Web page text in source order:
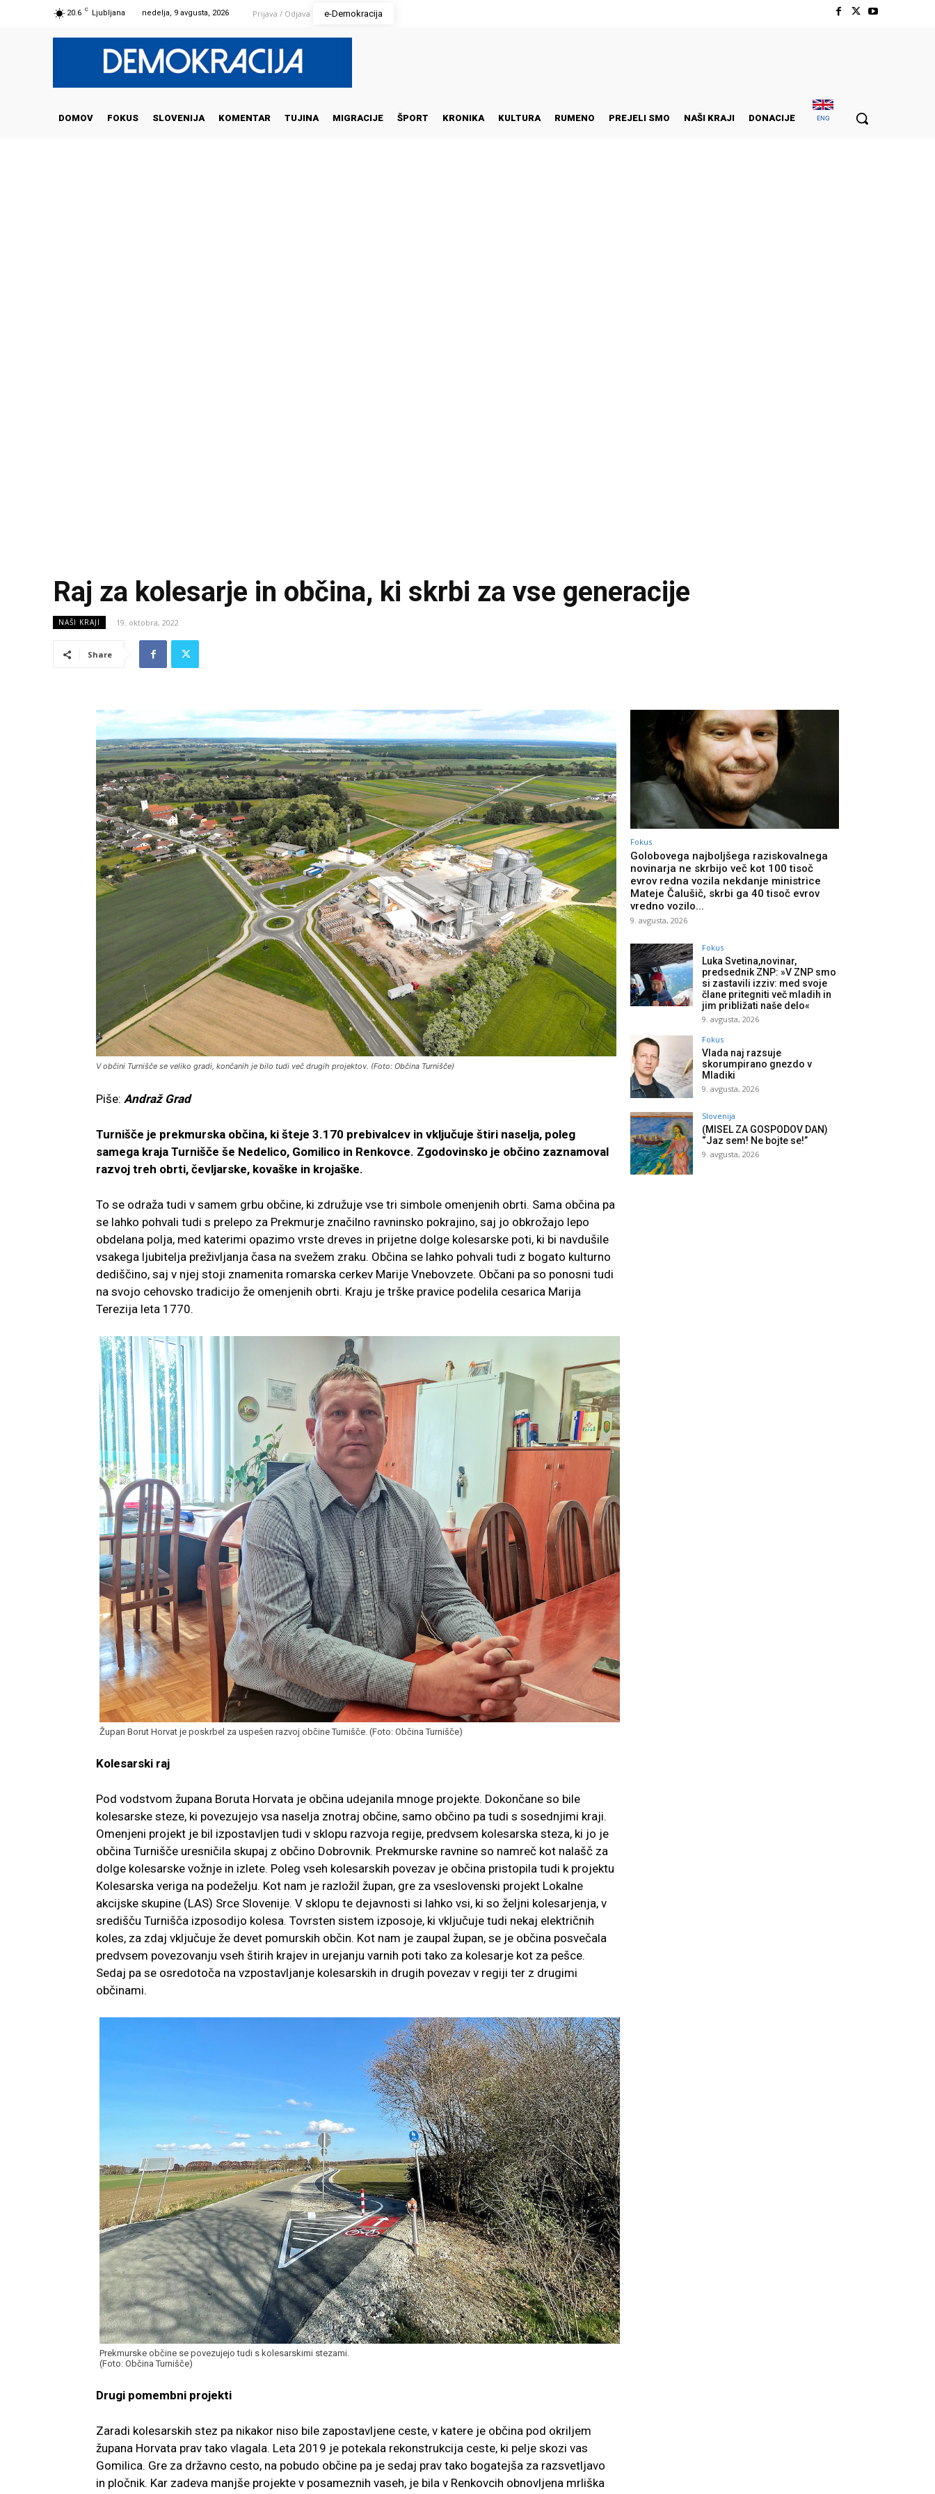
20.6 C Ljubljana nedelja, 9 avgusta, 2026 Prijava / Odjava e-Demokracija
DOMOV FOKUS SLOVENIJA KOMENTAR TUJINA MIGRACIJE ŠPORT KRONIKA KULTURA RUMENO PREJELI SMO NAŠI KRAJI DONACIJE ENG
Raj za kolesarje in občina, ki skrbi za vse generacije
NAŠI KRAJI 19. oktobra, 2022
Share
V občini Turnišče se veliko gradi, končanih je bilo tudi več drugih projektov. (Foto: Občina Turnišče)
Piše: Andraž Grad
Turnišče je prekmurska občina, ki šteje 3.170 prebivalcev in vključuje štiri naselja, poleg
samega kraja Turnišče še Nedelico, Gomilico in Renkovce. Zgodovinsko je občino zaznamoval
razvoj treh obrti, čevljarske, kovaške in krojaške.
To se odraža tudi v samem grbu občine, ki združuje vse tri simbole omenjenih obrti. Sama občina pa
se lahko pohvali tudi s prelepo za Prekmurje značilno ravninsko pokrajino, saj jo obkrožajo lepo
obdelana polja, med katerimi opazimo vrste dreves in prijetne dolge kolesarske poti, ki bi navdušile
vsakega ljubitelja preživljanja časa na svežem zraku. Občina se lahko pohvali tudi z bogato kulturno
dediščino, saj v njej stoji znamenita romarska cerkev Marije Vnebovzete. Občani pa so ponosni tudi
na svojo cehovsko tradicijo že omenjenih obrti. Kraju je trške pravice podelila cesarica Marija
Terezija leta 1770.
Župan Borut Horvat je poskrbel za uspešen razvoj občine Turnišče. (Foto: Občina Turnišče)
Kolesarski raj
Pod vodstvom župana Boruta Horvata je občina udejanila mnoge projekte. Dokončane so bile
kolesarske steze, ki povezujejo vsa naselja znotraj občine, samo občino pa tudi s sosednjimi kraji.
Omenjeni projekt je bil izpostavljen tudi v sklopu razvoja regije, predvsem kolesarska steza, ki jo je
občina Turnišče uresničila skupaj z občino Dobrovnik. Prekmurske ravnine so namreč kot nalašč za
dolge kolesarske vožnje in izlete. Poleg vseh kolesarskih povezav je občina pristopila tudi k projektu
Kolesarska veriga na podeželju. Kot nam je razložil župan, gre za vseslovenski projekt Lokalne
akcijske skupine (LAS) Srce Slovenije. V sklopu te dejavnosti si lahko vsi, ki so željni kolesarjenja, v
središču Turnišča izposodijo kolesa. Tovrsten sistem izposoje, ki vključuje tudi nekaj električnih
koles, za zdaj vključuje že devet pomurskih občin. Kot nam je zaupal župan, se je občina posvečala
predvsem povezovanju vseh štirih krajev in urejanju varnih poti tako za kolesarje kot za pešce.
Sedaj pa se osredotoča na vzpostavljanje kolesarskih in drugih povezav v regiji ter z drugimi
občinami.
Prekmurske občine se povezujejo tudi s kolesarskimi stezami.
(Foto: Občina Turnišče)
Drugi pomembni projekti
Zaradi kolesarskih stez pa nikakor niso bile zapostavljene ceste, v katere je občina pod okriljem
župana Horvata prav tako vlagala. Leta 2019 je potekala rekonstrukcija ceste, ki pelje skozi vas
Gomilica. Gre za državno cesto, na pobudo občine pa je sedaj prav tako bogatejša za razsvetljavo
in pločnik. Kar zadeva manjše projekte v posameznih vaseh, je bila v Renkovcih obnovljena mrliška
Fokus
Golobovega najboljšega raziskovalnega
novinarja ne skrbijo več kot 100 tisoč
evrov redna vozila nekdanje ministrice
Mateje Čalušič, skrbi ga 40 tisoč evrov
vredno vozilo...
9. avgusta, 2026
Fokus
Luka Svetina,novinar,
predsednik ZNP: »V ZNP smo
si zastavili izziv: med svoje
člane pritegniti več mladih in
jim približati naše delo«
9. avgusta, 2026
Fokus
Vlada naj razsuje
skorumpirano gnezdo v
Mladiki
9. avgusta, 2026
Slovenija
(MISEL ZA GOSPODOV DAN)
“Jaz sem! Ne bojte se!”
9. avgusta, 2026